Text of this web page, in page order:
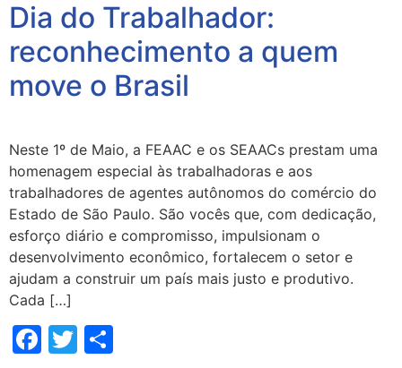
Dia do Trabalhador:
reconhecimento a quem
move o Brasil
Neste 1º de Maio, a FEAAC e os SEAACs prestam uma
homenagem especial às trabalhadoras e aos
trabalhadores de agentes autônomos do comércio do
Estado de São Paulo. São vocês que, com dedicação,
esforço diário e compromisso, impulsionam o
desenvolvimento econômico, fortalecem o setor e
ajudam a construir um país mais justo e produtivo.
Cada […]
Facebook
Twitter